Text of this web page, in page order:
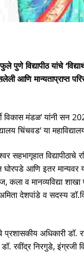
विद्यापीठ यांचे
आणि मान्यताप्राप्त
विकास मंडळ’ यांनी
चिंचवड’ या
सहभागृहात
आणि इतर
कला व मानव्यविद्या
देशपांडे व सदस्य
अधिकारी डॉ.
रवींद्र निरगुडे, इंग्रजी